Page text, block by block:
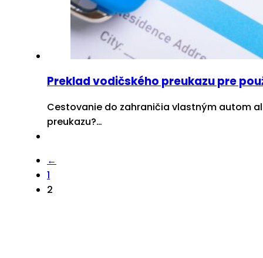
Preklad vodičského preukazu pre
Cestovanie do zahraničia vlastným autom
preukazu?…
←
1
2